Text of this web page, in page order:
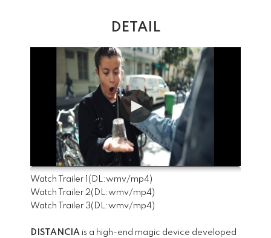
DETAIL
Watch Trailer 1 (DL:wmv/mp4)
Watch Trailer 2(DL:wmv/mp4)
Watch Trailer 3(DL:wmv/mp4)
DISTANCIA is a high-end magic device developed